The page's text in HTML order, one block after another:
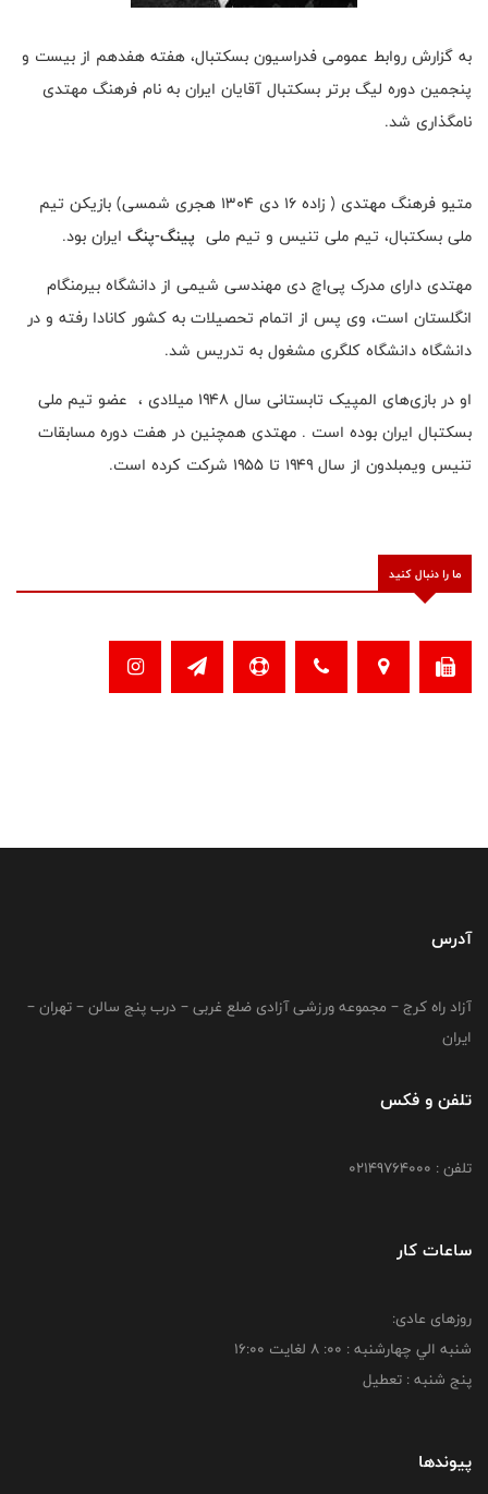
به گزارش روابط عمومی فدراسیون بسکتبال، هفته هفدهم از بیست و
پنجمین دوره لیگ برتر بسکتبال آقایان ایران به نام فرهنگ مهتدی
نا‌مگذاری شد.
متیو فرهنگ مهتدی ( زاده ۱۶ دی ۱۳۰۴ هجری شمسی) بازیکن تیم
ملی بسکتبال، تیم ملی تنیس و تیم ملی پینگ-پنگ ایران بود.
مهتدی دارای مدرک پی‌اچ‌ دی مهندسی شیمی از دانشگاه بیرمنگام
انگلستان است، وی پس از اتمام تحصیلات به کشور کانادا رفته و در
دانشگاه دانشگاه کلگری مشغول به تدریس شد.
او در بازی‌های المپیک تابستانی سال ۱۹۴۸ میلادی ، عضو تیم ملی
بسکتبال ایران بوده است . مهتدی همچنین در هفت دوره مسابقات
تنیس ویمبلدون از سال ۱۹۴۹ تا ۱۹۵۵ شرکت کرده است.
ما را دنبال کنید
آدرس
آزاد راه کرج – مجموعه ورزشی آزادی ضلع غربی – درب پنج سالن – تهران –
ایران
تلفن و فکس
تلفن : 02149764000
ساعات کار
روزهای عادی:
شنبه الي چهارشنبه : 00: 8 لغايت 16:00
پنج شنبه : تعطیل
پیوندها